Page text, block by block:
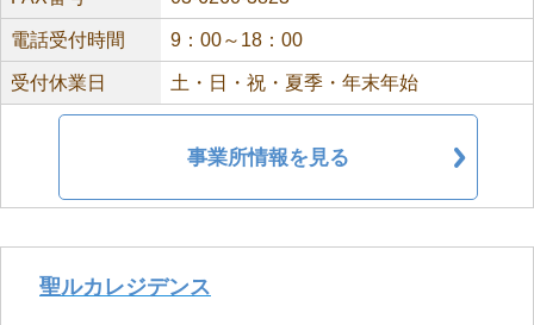
電話受付時間 9：00～18：00
受付休業日 土・日・祝・夏季・年末年始
事業所情報を見る
聖ルカレジデンス